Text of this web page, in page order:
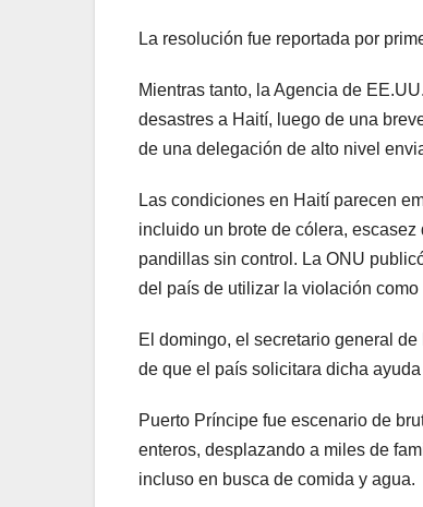
La resolución fue reportada por
Mientras tanto, la Agencia de
desastres a Haití, luego de una
de una delegación de alto nivel
Las condiciones en Haití parecen
incluido un brote de cólera,
pandillas sin control. La ONU
del país de utilizar la violación
El domingo, el secretario general
de que el país solicitara dicha ayuda
Puerto Príncipe fue escenario de
enteros, desplazando a miles de
incluso en busca de comida y agua.